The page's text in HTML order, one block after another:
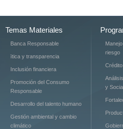
Temas Materiales
Banca Responsable
ïtica y transparencia
Inclusión financiera
Promoción del Consumo
Responsable
Desarrollo del talento humano
Gestión ambiental y cambio
climático
riesgo
y